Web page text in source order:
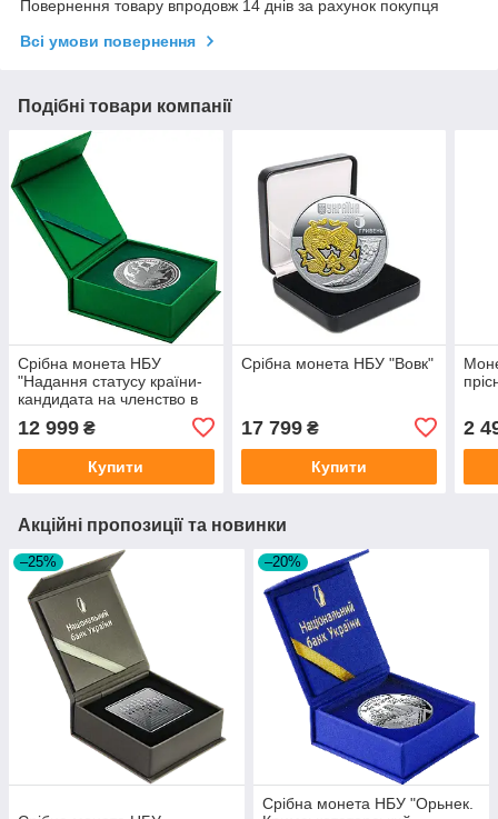
Повернення товару впродовж 14 днів за рахунок покупця
Всі умови повернення
Подібні товари компанії
Срібна монета НБУ
"Надання статусу країни-
кандидата на членство в
12 999 ₴
Купити
Срібна монета НБУ "Вовк"
17 799₴
Купити
2
Акційні пропозиції та новинки
–25% –20%
Срібна монета НБУ "Орьнек.